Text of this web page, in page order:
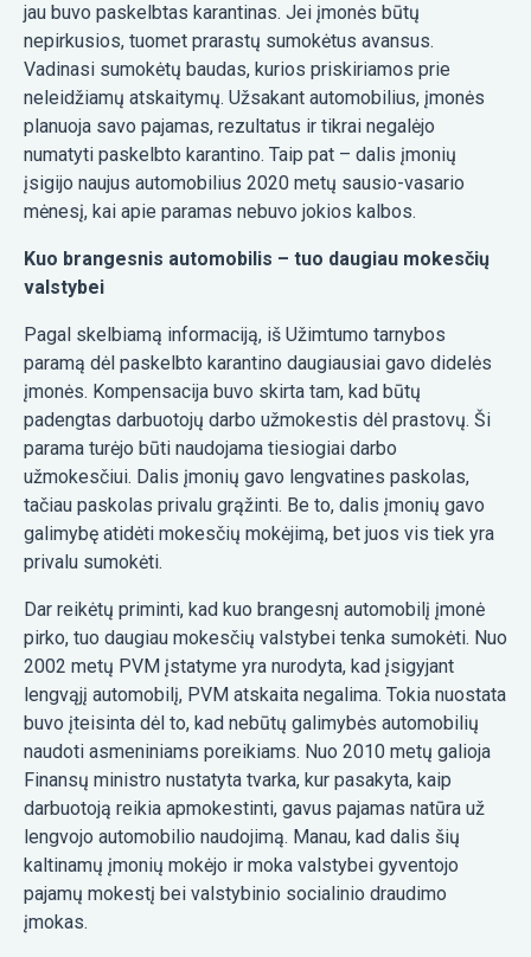
jau buvo paskelbtas karantinas. Jei įmonės būtų
nepirkusios, tuomet prarastų sumokėtus avansus.
Vadinasi sumokėtų baudas, kurios priskiriamos prie
neleidžiamų atskaitymų. Užsakant automobilius, įmonės
planuoja savo pajamas, rezultatus ir tikrai negalėjo
numatyti paskelbto karantino. Taip pat – dalis įmonių
įsigijo naujus automobilius 2020 metų sausio-vasario
mėnesį, kai apie paramas nebuvo jokios kalbos.
Kuo brangesnis automobilis – tuo daugiau mokesčių
valstybei
Pagal skelbiamą informaciją, iš Užimtumo tarnybos
paramą dėl paskelbto karantino daugiausiai gavo didelės
įmonės. Kompensacija buvo skirta tam, kad būtų
padengtas darbuotojų darbo užmokestis dėl prastovų. Ši
parama turėjo būti naudojama tiesiogiai darbo
užmokesčiui. Dalis įmonių gavo lengvatines paskolas,
tačiau paskolas privalu grąžinti. Be to, dalis įmonių gavo
galimybę atidėti mokesčių mokėjimą, bet juos vis tiek yra
privalu sumokėti.
Dar reikėtų priminti, kad kuo brangesnį automobilį įmonė
pirko, tuo daugiau mokesčių valstybei tenka sumokėti. Nuo
2002 metų PVM įstatyme yra nurodyta, kad įsigyjant
lengvąjį automobilį, PVM atskaita negalima. Tokia nuostata
buvo įteisinta dėl to, kad nebūtų galimybės automobilių
naudoti asmeniniams poreikiams. Nuo 2010 metų galioja
Finansų ministro nustatyta tvarka, kur pasakyta, kaip
darbuotoją reikia apmokestinti, gavus pajamas natūra už
lengvojo automobilio naudojimą. Manau, kad dalis šių
kaltinamų įmonių mokėjo ir moka valstybei gyventojo
pajamų mokestį bei valstybinio socialinio draudimo
įmokas.